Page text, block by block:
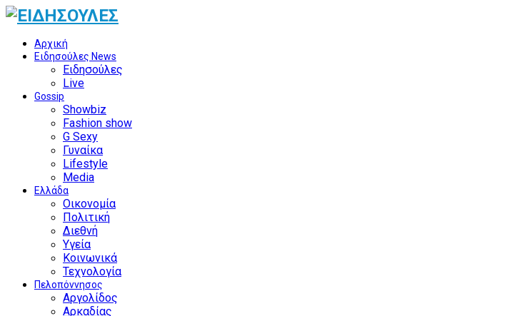
Αρχική
Ειδησούλες News
Ειδησούλες
Live
Gossip
Showbiz
Fashion show
G Sexy
Γυναίκα
Lifestyle
Media
Ελλάδα
Οικονομία
Πολιτική
Διεθνή
Υγεία
Κοινωνικά
Τεχνολογία
Πελοπόννησος
Αργολίδος
Αρκαδίας